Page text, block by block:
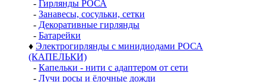
- Гирлянды РОСА
- Занавесы, сосульки, сетки
- Декоративные гирлянды
- Батарейки
♦ Электрогирлянды с минидиодами РОСА
(КАПЕЛЬКИ)
- Капельки - нити с адаптером от сети
- Лучи росы и ёлочные дожди